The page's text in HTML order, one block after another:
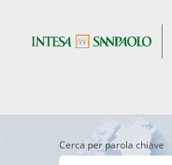
Cerca per parola chiave